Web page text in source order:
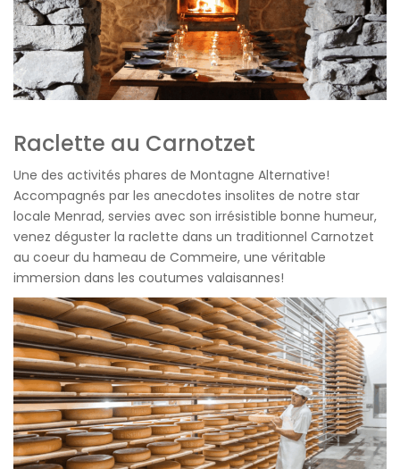
Raclette au Carnotzet
Une des activités phares de Montagne Alternative!
Accompagnés par les anecdotes insolites de notre star
locale Menrad, servies avec son irrésistible bonne humeur,
venez déguster la raclette dans un traditionnel Carnotzet
au coeur du hameau de Commeire, une véritable
immersion dans les coutumes valaisannes!